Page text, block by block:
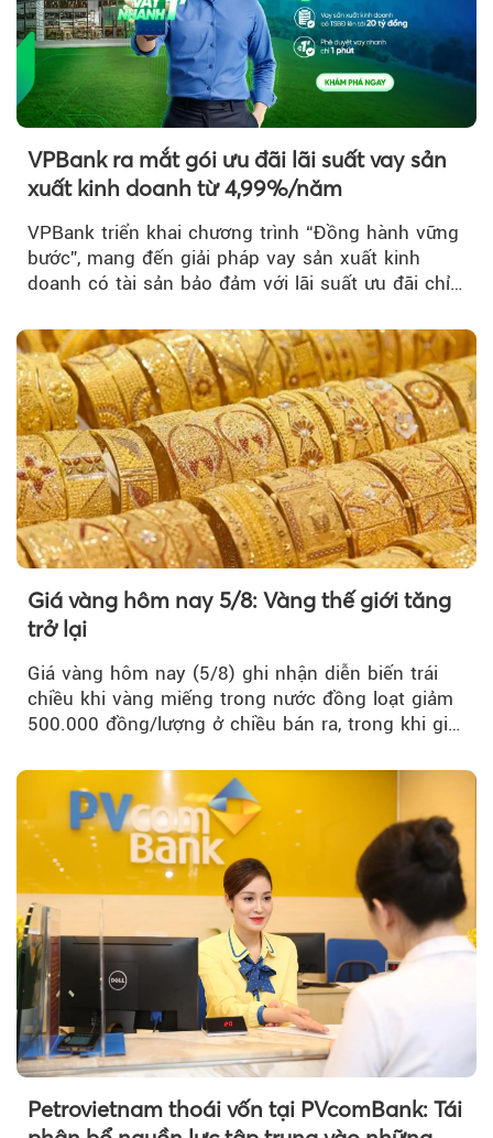
VPBank ra mắt gói ưu đãi lãi suất vay sản
xuất kinh doanh từ 4,99%/năm
VPBank triển khai chương trình “Đồng hành vững
bước”, mang đến giải pháp vay sản xuất kinh
doanh có tài sản bảo đảm với lãi suất ưu đãi chỉ
Giá vàng hôm nay 5/8: Vàng thế giới tăng
trở lại
Giá vàng hôm nay (5/8) ghi nhận diễn biến trái
chiều khi vàng miếng trong nước đồng loạt giảm
500.000 đồng/lượng ở chiều bán ra, trong khi giá
thương hiệu.
Petrovietnam thoái vốn tại PVcomBank: Tái